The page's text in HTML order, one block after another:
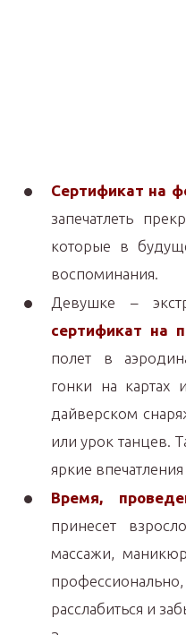
Сертификат на
запечатлеть
которые в
воспоминания.
Девушке –
сертификат на
полет в
гонки на картах
дайверском
или урок танцев.
яркие
Время,
принесет
массажи,
расслабиться и